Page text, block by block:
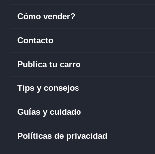
Cómo vender?
Contacto
Publica tu carro
Tips y consejos
Guías y cuidado
Políticas de privacidad